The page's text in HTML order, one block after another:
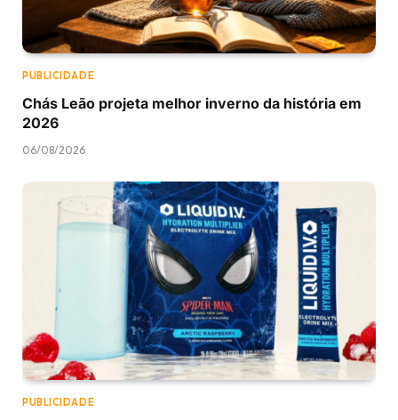
PUBLICIDADE
Chás Leão projeta melhor inverno da história em
2026
06/08/2026
PUBLICIDADE